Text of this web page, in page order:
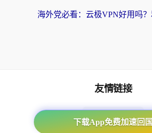
下载App免费加速回国
友情链接
海外回国加速器